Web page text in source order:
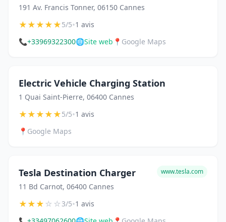
191 Av. Francis Tonner, 06150 Cannes
★★★★★5/5•1 avis
📞+33969322300🌐Site web 📍 Google Maps
Electric Vehicle Charging Station
1 Quai Saint-Pierre, 06400 Cannes
★★★★★5/5•1 avis
📍 Google Maps
Tesla Destination Charger
11 Bd Carnot, 06400 Cannes
www.tesla.com
★★★☆☆3/5•1 avis